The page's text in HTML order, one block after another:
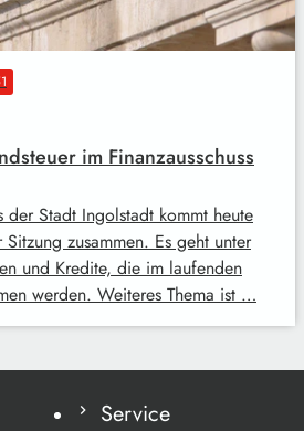
im Finanzausschuss
der Stadt Ingolstadt kommt heute
zusammen. Es geht unter
und Kredite, die im laufenden
werden. Weiteres Thema ist …
Service